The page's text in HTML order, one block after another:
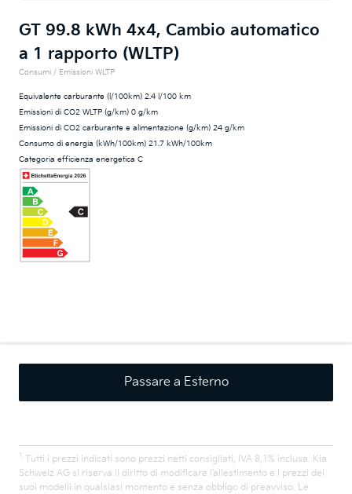
GT 99.8 kWh 4x4, Cambio automatico
a 1 rapporto (WLTP)
Consumi / Emissioni WLTP
Equivalente carburante (l/100km) 2.4 l/100 km
Emissioni di CO2 WLTP (g/km) 0 g/km
Emissioni di CO2 carburante e alimentazione (g/km) 24 g/km
Consumo di energia (kWh/100km) 21.7 kWh/100km
Categoria efficienza energetica C
Passare a Esterno
1 Tutti i prezzi indicati sono prezzi netti consigliati, IVA 8,1% inclusa. Kia
Schweiz AG si riserva il diritto di modificare l'allestimento e i prezzi dei
suoi modelli in qualsiasi momento e senza obbligo di preavviso. Le